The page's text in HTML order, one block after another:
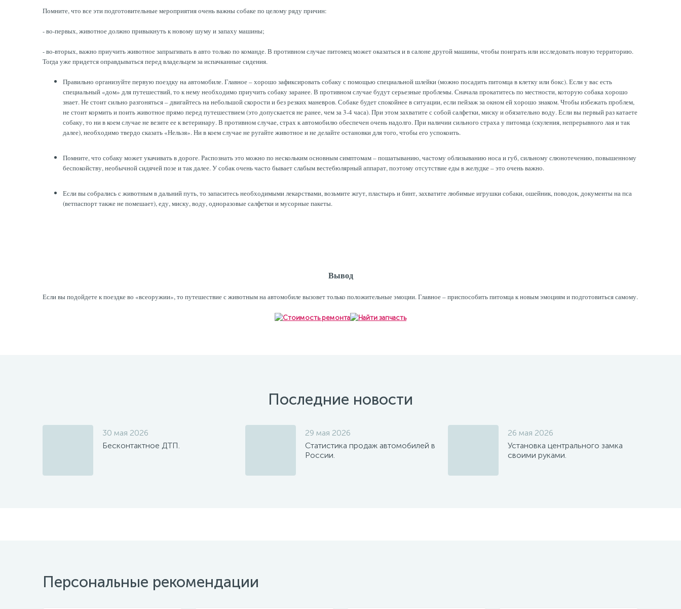
Помните, что все эти подготовительные мероприятия очень важны собаке по целому ряду причин:
- во-первых, животное должно привыкнуть к новому шуму и запаху машины;
- во-вторых, важно приучить животное запрыгивать в авто только по команде. В противном случае питомец может оказаться и в салоне другой машины, чтобы поиграть или исследовать новую территорию.
Тогда уже придется оправдываться перед владельцем за испачканные сидения.
Правильно организуйте первую поездку на автомобиле. Главное – хорошо зафиксировать собаку с помощью специальной шлейки (можно посадить питомца в клетку или бокс). Если у вас есть
специальный «дом» для путешествий, то к нему необходимо приучить собаку заранее. В противном случае будут серьезные проблемы. Сначала прокатитесь по местности, которую собака хорошо
знает. Не стоит сильно разгоняться – двигайтесь на небольшой скорости и без резких маневров. Собаке будет спокойнее в ситуации, если пейзаж за окном ей хорошо знаком. Чтобы избежать проблем,
не стоит кормить и поить животное прямо перед путешествием (это допускается не ранее, чем за 3-4 часа). При этом захватите с собой салфетки, миску и обязательно воду. Если вы первый раз катаете
собаку, то ни в коем случае не везите ее к ветеринару. В противном случае, страх к автомобилю обеспечен очень надолго. При наличии сильного страха у питомца (скуления, непрерывного лая и так
далее), необходимо твердо сказать «Нельзя». Ни в коем случае не ругайте животное и не делайте остановки для того, чтобы его успокоить.
Помните, что собаку может укачивать в дороге. Распознать это можно по нескольким основным симптомам – пошатыванию, частому облизыванию носа и губ, сильному слюнотечению, повышенному
беспокойству, необычной сидячей позе и так далее. У собак очень часто бывает слабым вестебюлярный аппарат, поэтому отсутствие еды в желудке – это очень важно.
Если вы собрались с животным в дальний путь, то запаситесь необходимыми лекарствами, возьмите жгут, пластырь и бинт, захватите любимые игрушки собаки, ошейник, поводок, документы на пса
(ветпаспорт также не помешает), еду, миску, воду, одноразовые салфетки и мусорные пакеты.
Вывод
Если вы подойдете к поездке во «всеоружии», то путешествие с животным на автомобиле вызовет только положительные эмоции. Главное – приспособить питомца к новым эмоциям и подготовиться самому.
Последние новости
30 мая 2026
Бесконтактное ДТП.
29 мая 2026
Статистика продаж автомобилей в
России.
26 мая 2026
Установка центрального замка
своими руками.
Персональные рекомендации